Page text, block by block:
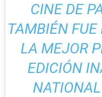
CINE DE
TAMBIÉN FUE
LA MEJOR
EDICIÓN